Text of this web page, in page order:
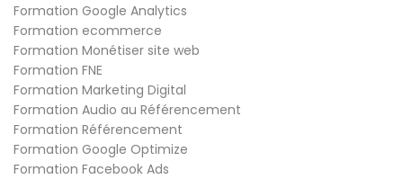
Formation Google Analytics
Formation ecommerce
Formation Monétiser site web
Formation FNE
Formation Marketing Digital
Formation Audio au Référencement
Formation Référencement
Formation Google Optimize
Formation Facebook Ads